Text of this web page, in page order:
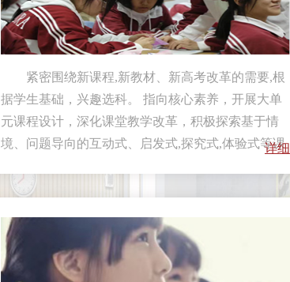
紧密围绕新课程,新教材、新高考改革的需要,根
据学生基础，兴趣选科。 指向核心素养，开展大单
元课程设计，深化课堂教学改革，积极探索基于情
境、问题导向的互动式、启发式,探究式,体验式等课
详细